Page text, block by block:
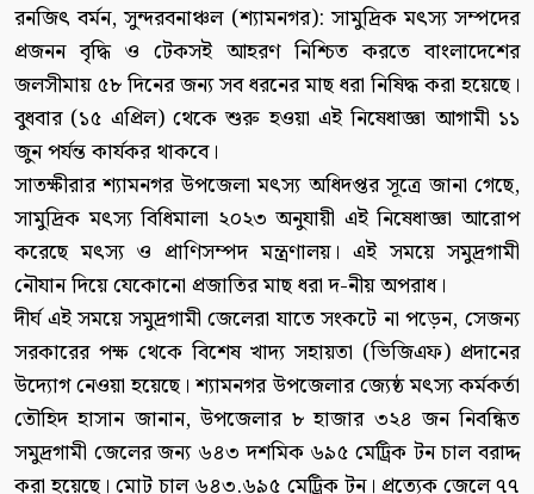
রনজিৎ বর্মন, সুন্দরবনাঞ্চল (শ্যামনগর): সামুদ্রিক মৎস্য সম্পদের
প্রজনন বৃদ্ধি ও টেকসই আহরণ নিশ্চিত করতে বাংলাদেশের
জলসীমায় ৫৮ দিনের জন্য সব ধরনের মাছ ধরা নিষিদ্ধ করা হয়েছে।
বুধবার (১৫ এপ্রিল) থেকে শুরু হওয়া এই নিষেধাজ্ঞা আগামী ১১
জুন পর্যন্ত কার্যকর থাকবে।
সাতক্ষীরার শ্যামনগর উপজেলা মৎস্য অধিদপ্তর সূত্রে জানা গেছে,
সামুদ্রিক মৎস্য বিধিমালা ২০২৩ অনুযায়ী এই নিষেধাজ্ঞা আরোপ
করেছে মৎস্য ও প্রাণিসম্পদ মন্ত্রণালয়। এই সময়ে সমুদ্রগামী
নৌযান দিয়ে যেকোনো প্রজাতির মাছ ধরা দ-নীয় অপরাধ।
দীর্ঘ এই সময়ে সমুদ্রগামী জেলেরা যাতে সংকটে না পড়েন, সেজন্য
সরকারের পক্ষ থেকে বিশেষ খাদ্য সহায়তা (ভিজিএফ) প্রদানের
উদ্যোগ নেওয়া হয়েছে। শ্যামনগর উপজেলার জ্যেষ্ঠ মৎস্য কর্মকর্তা
তৌহিদ হাসান জানান, উপজেলার ৮ হাজার ৩২৪ জন নিবন্ধিত
সমুদ্রগামী জেলের জন্য ৬৪৩ দশমিক ৬৯৫ মেট্রিক টন চাল বরাদ্দ
করা হয়েছে। মোট চাল ৬৪৩.৬৯৫ মেট্রিক টন। প্রত্যেক জেলে ৭৭